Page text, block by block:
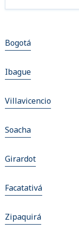
Bogotá
Ibague
Villavicencio
Soacha
Girardot
Facatativá
Zipaquirá